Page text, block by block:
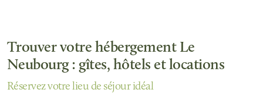
Trouver votre hébergement Le
Neubourg : gîtes, hôtels et locations
Réservez votre lieu de séjour idéal